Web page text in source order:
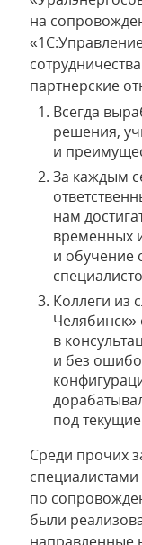
на
партнерские
Всегда
решения,
и
За каждым
нам
временных
и обучение
Коллеги из
в
и без
под
Среди прочих
по
были